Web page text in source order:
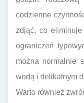
codzienne
zdjąć, co
ograniczeń
można normalnie
wodą i delikatnym
Warto również